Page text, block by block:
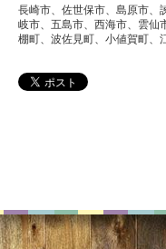
長崎市、佐世保市、島原市、
岐市、五島市、西海市、雲仙
棚町、波佐見町、小値賀町、